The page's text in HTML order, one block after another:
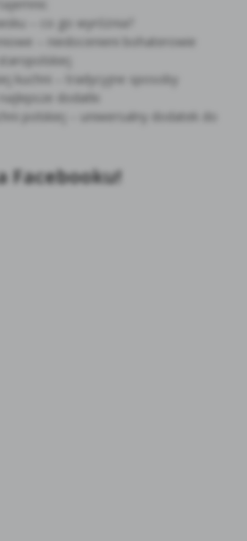
– co go wyróżnia?
– niedocenieni bohaterowie
kuchni – tradycyjne sposoby
dodatki
polskiej – uniwersalny dodatek do
Facebooku!